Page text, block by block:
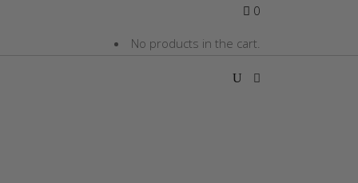
0
No products in the cart.